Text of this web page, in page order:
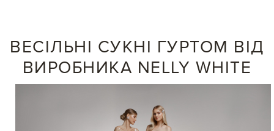
ВЕСІЛЬНІ СУКНІ ГУРТОМ ВІД
ВИРОБНИКА NELLY WHITE